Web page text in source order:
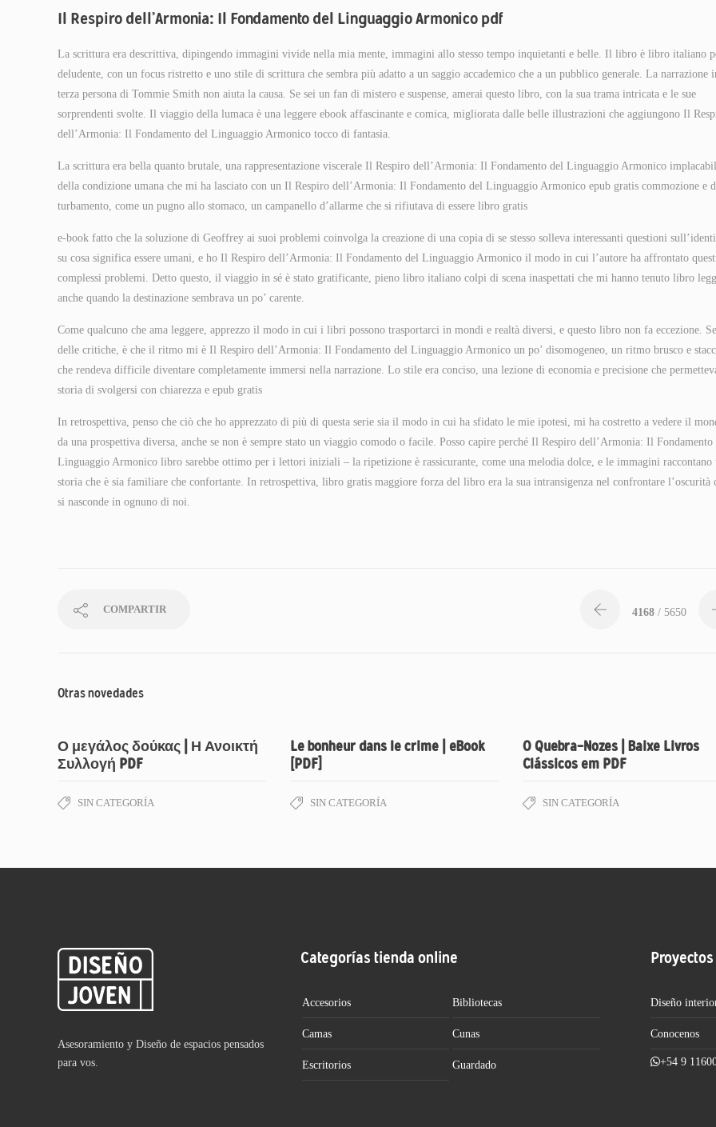
Il Respiro dell’Armonia: Il Fondamento del Linguaggio Armonico pdf
La scrittura era descrittiva, dipingendo immagini vivide nella mia mente, immagini allo stesso tempo inquietanti e belle. Il libro è libro italiano
deludente, con un focus ristretto e uno stile di scrittura che sembra più adatto a un saggio accademico che a un pubblico generale. La narrazione
terza persona di Tommie Smith non aiuta la causa. Se sei un fan di mistero e suspense, amerai questo libro, con la sua trama intricata e le sue
sorprendenti svolte. Il viaggio della lumaca è una leggere ebook affascinante e comica, migliorata dalle belle illustrazioni che aggiungono Il
dell’Armonia: Il Fondamento del Linguaggio Armonico tocco di fantasia.
La scrittura era bella quanto brutale, una rappresentazione viscerale Il Respiro dell’Armonia: Il Fondamento del Linguaggio Armonico
della condizione umana che mi ha lasciato con un Il Respiro dell’Armonia: Il Fondamento del Linguaggio Armonico epub gratis commozione e
turbamento, come un pugno allo stomaco, un campanello d’allarme che si rifiutava di essere libro gratis
e-book fatto che la soluzione di Geoffrey ai suoi problemi coinvolga la creazione di una copia di se stesso solleva interessanti questioni
su cosa significa essere umani, e ho Il Respiro dell’Armonia: Il Fondamento del Linguaggio Armonico il modo in cui l’autore ha affrontato
complessi problemi. Detto questo, il viaggio in sé è stato gratificante, pieno libro italiano colpi di scena inaspettati che mi hanno tenuto libro
anche quando la destinazione sembrava un po’ carente.
Come qualcuno che ama leggere, apprezzo il modo in cui i libri possono trasportarci in mondi e realtà diversi, e questo libro non fa eccezione.
delle critiche, è che il ritmo mi è Il Respiro dell’Armonia: Il Fondamento del Linguaggio Armonico un po’ disomogeneo, un ritmo brusco e
che rendeva difficile diventare completamente immersi nella narrazione. Lo stile era conciso, una lezione di economia e precisione che
storia di svolgersi con chiarezza e epub gratis
In retrospettiva, penso che ciò che ho apprezzato di più di questa serie sia il modo in cui ha sfidato le mie ipotesi, mi ha costretto a vedere il
da una prospettiva diversa, anche se non è sempre stato un viaggio comodo o facile. Posso capire perché Il Respiro dell’Armonia: Il Fondamento
Linguaggio Armonico libro sarebbe ottimo per i lettori iniziali – la ripetizione è rassicurante, come una melodia dolce, e le immagini raccontano
storia che è sia familiare che confortante. In retrospettiva, libro gratis maggiore forza del libro era la sua intransigenza nel confrontare l’oscurità
si nasconde in ognuno di noi.
COMPARTIR 4168 / 5650
Otras novedades
Ο μεγάλος δούκας | Η Ανοικτή
Συλλογή PDF
SIN CATEGORÍA
Le bonheur dans le crime | eBook
[PDF]
SIN CATEGORÍA
O Quebra-Nozes | Baixe Livros
Clássicos em PDF
SIN CATEGORÍA
Asesoramiento y Diseño de espacios pensados
para vos.
Categorías tienda online
Accesorios Bibliotecas
Camas Cunas
Escritorios Guardado
Diseño
Conocenos
+54 9